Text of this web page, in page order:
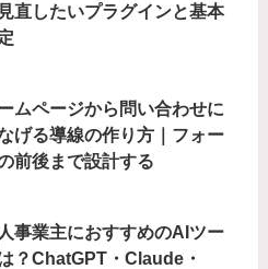
直したいプラグインと基本
ムページから問い合わせに
げる導線の作り方｜フォー
前後まで設計する
事業主におすすめのAIツー
？ChatGPT・Claude・